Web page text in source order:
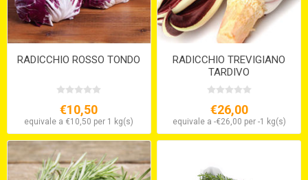
RADICCHIO ROSSO TONDO
€10,50
equivale a €10,50 per 1 kg(s)
RADICCHIO TREVIGIANO
TARDIVO
€26,00
equivale a -€26,00 per -1 kg(s)